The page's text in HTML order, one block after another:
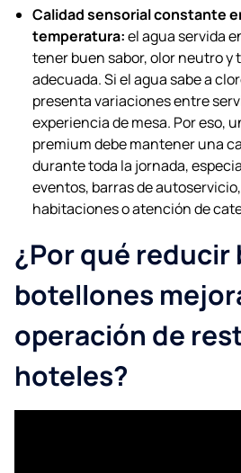
Calidad sensorial constante
temperatura:el agua servida
tener buen sabor, olor neutro y
adecuada. Si el agua sabe a
presenta variaciones entre
experiencia de mesa. Por eso,
premium debe mantener una
durante toda la jornada,
eventos, barras de
habitaciones o atención de
¿Por qué reducir
botellones
operación de
hoteles?